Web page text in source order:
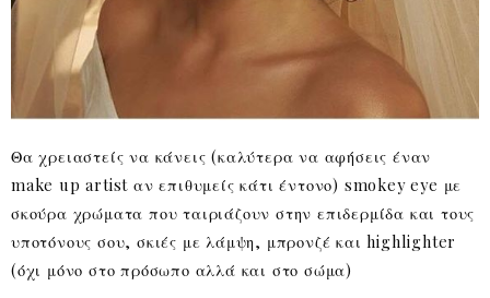
Θα χρειαστείς να κάνεις (καλύτερα να αφήσεις έναν
make up artist αν επιθυμείς κάτι έντονο) smokey eye με
σκούρα χρώματα που ταιριάζουν στην επιδερμίδα και τους
υποτόνους σου, σκιές με λάμψη, μπρονζέ και highlighter
(όχι μόνο στο πρόσωπο αλλά και στο σώμα)